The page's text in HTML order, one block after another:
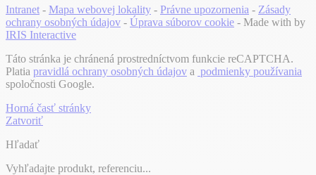
Intranet - Mapa webovej lokality - Právne upozornenia - Zásady
ochrany osobných údajov - Úprava súborov cookie - Made with by
IRIS Interactive
Táto stránka je chránená prostredníctvom funkcie reCAPTCHA.
Platia pravidlá ochrany osobných údajov a podmienky používania
spoločnosti Google.
Horná časť stránky
Zatvoriť
Hľadať
Vyhľadajte produkt, referenciu...